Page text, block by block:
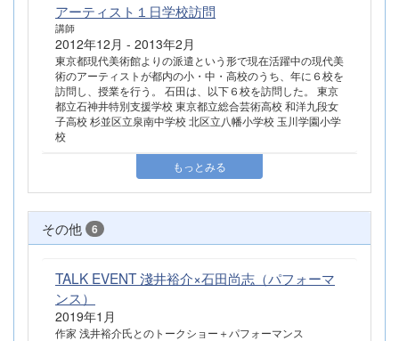
アーティスト１日学校訪問
講師
2012年12月 - 2013年2月
東京都現代美術館よりの派遣という形で現在活躍中の現代美
術のアーティストが都内の小・中・高校のうち、年に６校を
訪問し、授業を行う。 石田は、以下６校を訪問した。 東京
都立石神井特別支援学校 東京都立総合芸術高校 和洋九段女
子高校 杉並区立泉南中学校 北区立八幡小学校 玉川学園小学
校
もっとみる
その他 6
TALK EVENT 淺井裕介×石田尚志（パフォーマ
ンス）
2019年1月
作家 浅井裕介氏とのトークショー＋パフォーマンス